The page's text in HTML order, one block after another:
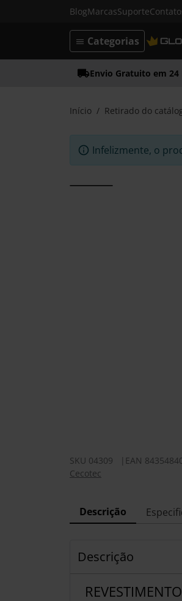
BlogMarcasSuporte
Categorias
Envio Gratuito em 24
Início Retirado do
Infelizmente, o
SKU 04309 EAN
Cecotec
Descrição
Descrição